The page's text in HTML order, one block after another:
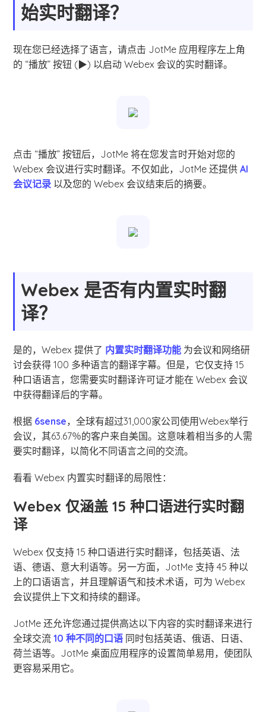
始实时翻译？
现在您已经选择了语言，请点击 JotMe 应用程序左上角
的 “播放” 按钮 (▶) 以启动 Webex 会议的实时翻译。
点击 “播放” 按钮后，JotMe 将在您发言时开始对您的
Webex 会议进行实时翻译。不仅如此，JotMe 还提供AI
会议记录 以及您的 Webex 会议结束后的摘要。
Webex 是否有内置实时翻
译？
是的，Webex 提供了 内置实时翻译功能 为会议和网络研
讨会获得 100 多种语言的翻译字幕。但是，它仅支持 15
种口语语言，您需要实时翻译许可证才能在 Webex 会议
中获得翻译后的字幕。
根据 6sense，全球有超过31,000家公司使用Webex举行
会议，其63.67％的客户来自美国。这意味着相当多的人需
要实时翻译，以简化不同语言之间的交流。
看看 Webex 内置实时翻译的局限性：
Webex 仅涵盖 15 种口语进行实时翻
译
Webex 仅支持 15 种口语进行实时翻译，包括英语、法
语、德语、意大利语等。另一方面，JotMe 支持 45 种以
上的口语语言，并且理解语气和技术术语，可为 Webex
会议提供上下文和持续的翻译。
JotMe 还允许您通过提供高达以下内容的实时翻译来进行
全球交流10 种不同的口语 同时包括英语、俄语、日语、
荷兰语等。JotMe 桌面应用程序的设置简单易用，使团队
更容易采用它。